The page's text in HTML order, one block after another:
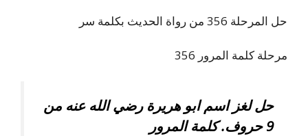
حل المرحلة 356 من رواة الحديث بكلمة سر
مرحلة كلمة المرور 356
حل لغز اسم ابو هريرة رضي الله عنه من
9 حروف. كلمة المرور